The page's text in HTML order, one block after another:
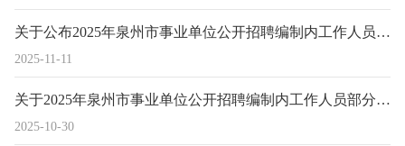
2025-11-11
关于公布2025年泉州市事业单位公开招聘编制内工作人员部分岗位综合成绩及排名情况的通告
2025-10-30
关于2025年泉州市事业单位公开招聘编制内工作人员部分岗位面试有关事项的通知